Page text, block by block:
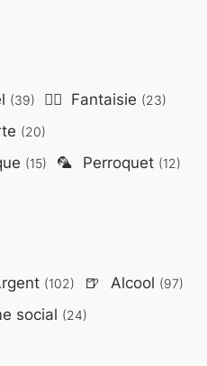
(39) 🧙‍♂️ Fantaisie (23)
(20)
(15) 🦜 Perroquet (12)
(102) 🍺 Alcool (97)
social (24)